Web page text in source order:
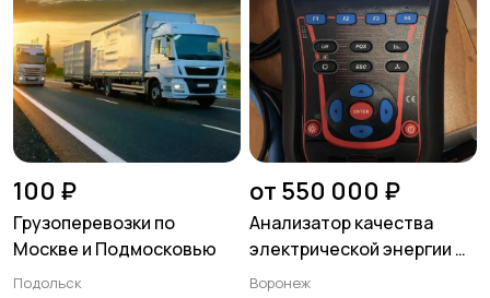
100 ₽
Грузоперевозки по
Москве и Подмосковью
Подольск
от 550 000 ₽
Анализатор качества
электрической энергии MI
2885 — класса
Воронеж